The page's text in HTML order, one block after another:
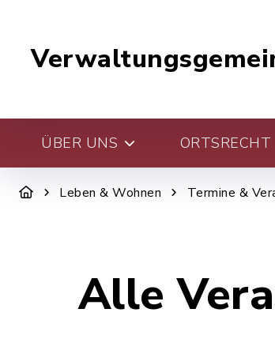
ÜBER UNS ORTSRECHT
Leben & Wohnen Termine &
Alle